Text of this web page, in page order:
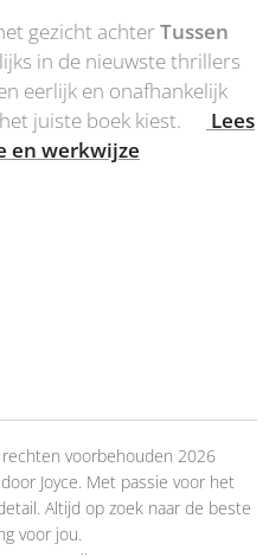
gezicht achterTussen
in de nieuwste thrillers
eerlijk en onafhankelijk
juiste boek kiest.👉
Lees
en werkwijze
voorbehouden 2026
Joyce. Met passie voor het
Altijd op zoek naar de beste
voor jou.